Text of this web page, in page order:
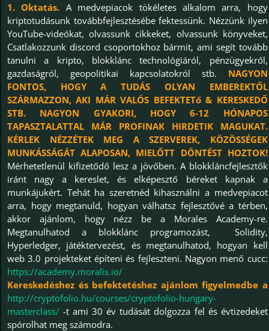
1. Oktatás. A medvepiacok tökéletes alkalom arra, hogy
kriptotudásunk továbbfejlesztésébe fektessünk. Nézzünk ilyen
YouTube-videókat, olvassunk cikkeket, olvassunk könyveket,
Csatlakozzunk discord csoportokhoz bármit, ami segít tovább
tanulni a kripto, blokklánc technológiáról, pénzügyekről,
gazdaságról, geopolitikai kapcsolatokról stb. NAGYON
FONTOS, HOGY A TUDÁS OLYAN EMBEREKTŐL
SZÁRMAZZON, AKI MÁR VALÓS BEFEKTETő & KERESKEDŐ
STB. NAGYON GYAKORI, HOGY 6-12 HÓNAPOS
TAPASZTALATTAL MÁR PROFINAK HIRDETIK MAGUKAT.
KÉRLEK NÉZZÉTEK MEG A SZERVEREK, KÖZÖSSÉGEK
MUNKÁSSÁGÁT ALAPOSAN, MIELŐTT DÖNTÉST HOZTOK!
Mérhetetlenül kifizetődő lesz a jövőben. A blokkláncfejlesztők
iránt nagy a kereslet, és elképesztő béreket kapnak a
munkájukért. Tehát ha szeretnéd kihasználni a medvepiacot
arra, hogy megtanuld, hogyan válhatsz fejlesztővé a térben,
akkor ajánlom, hogy nézz be a Morales Academy-re.
Megtanulhatod a blokklánc programozást, Solidity,
Hyperledger, játéktervezést, és megtanulhatod, hogyan kell
web 3.0 projekteket építeni és fejleszteni. Nagyon menő cucc:
https://academy.moralis.io/
Kereskedéshez és befektetéshez ajánlom figyelmedbe a
http://cryptofolio.hu/courses/cryptofolio-hungary-
masterclass/ -t ami 30 év tudását dolgozza fel és évtizedeket
spórolhat meg számodra.